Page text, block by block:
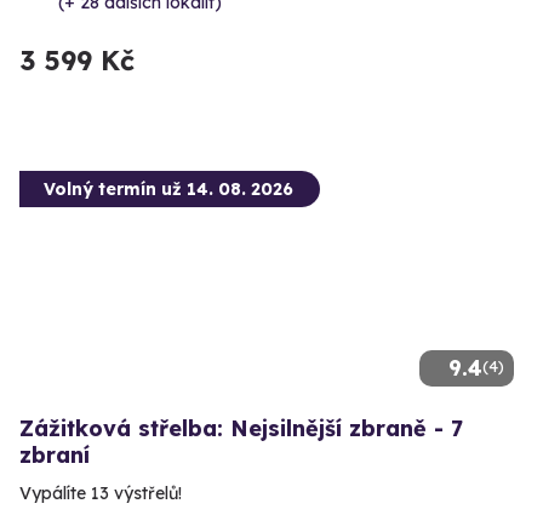
3 599 Kč
9.4(4)
Volný termín už 14. 08. 2026
Zážitková střelba: Nejsilnější zbraně - 7
zbraní
Vypálíte 13 výstřelů!